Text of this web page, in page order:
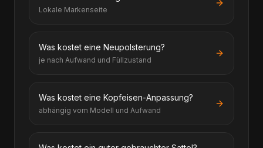
Lokale Markenseite
Was kostet eine Neupolsterung?
je nach Aufwand und Füllzustand
Was kostet eine Kopfeisen-Anpassung?
abhängig vom Modell und Aufwand